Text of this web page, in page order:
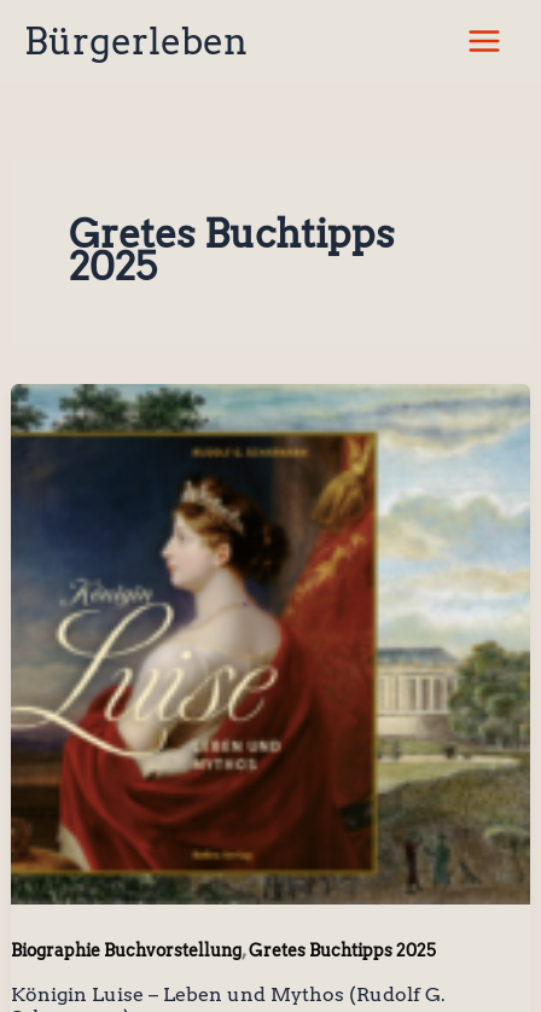
InhaltBürgerleben
Gretes Buchtipps
2025
Biographie Buchvorstellung,Gretes Buchtipps 2025
Königin Luise – Leben und Mythos (Rudolf G.